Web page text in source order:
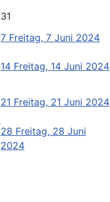
31
7 Freitag, 7 Juni 2024
14 Freitag, 14 Juni 2024
21 Freitag, 21 Juni 2024
28 Freitag, 28 Juni
2024